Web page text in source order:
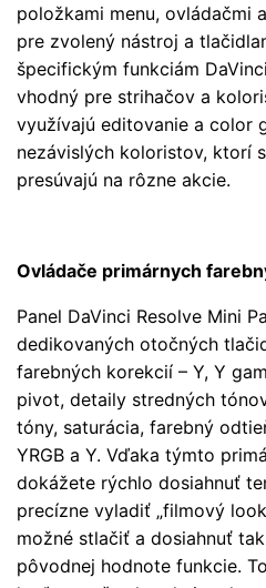
položkami menu, ovládačmi
pre zvolený nástroj a
špecifickým funkciám
vhodný pre strihačov a
využívajú editovanie a color
nezávislých koloristov, ktorí
presúvajú na rôzne akcie.
Ovládače primárnych
Panel DaVinci Resolve Mini
dedikovaných otočných
farebných korekcií – Y, Y
pivot, detaily stredných
tóny, saturácia, farebný
YRGB a Y. Vďaka týmto
dokážete rýchlo dosiahnuť
precízne vyladiť „filmový
možné stlačiť a dosiahnuť
pôvodnej hodnote funkcie.